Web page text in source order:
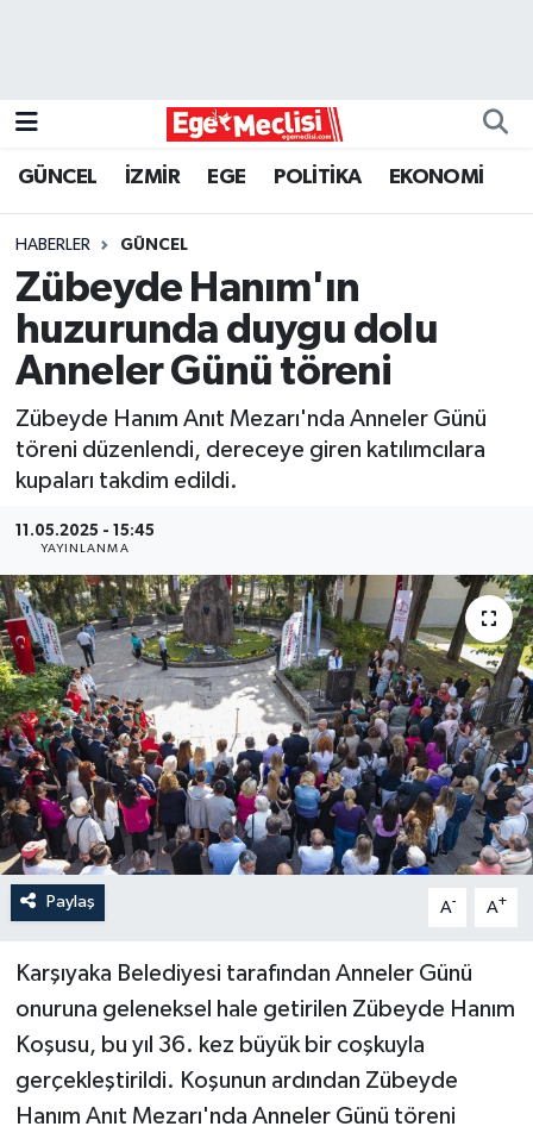
GÜNCEL İZMİR EGE POLİTİKA EKONOMİ
HABERLER GÜNCEL
Zübeyde Hanım'ın
huzurunda duygu dolu
Anneler Günü töreni
Zübeyde Hanım Anıt Mezarı'nda Anneler Günü
töreni düzenlendi, dereceye giren katılımcılara
kupaları takdim edildi.
11.05.2025 - 15:45
YAYINLANMA
Paylaş A- A+
Karşıyaka Belediyesi tarafından Anneler Günü
onuruna geleneksel hale getirilen Zübeyde Hanım
Koşusu, bu yıl 36. kez büyük bir coşkuyla
gerçekleştirildi. Koşunun ardından Zübeyde
Hanım Anıt Mezarı'nda Anneler Günü töreni
GÜNCEL
İZMİR
ÖZEL HABER
Programlar
YAŞAM